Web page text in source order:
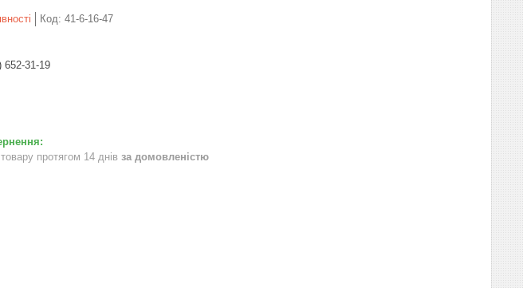
Код: 41-6-16-47
652-31-19
протягом 14 днів за домовленістю